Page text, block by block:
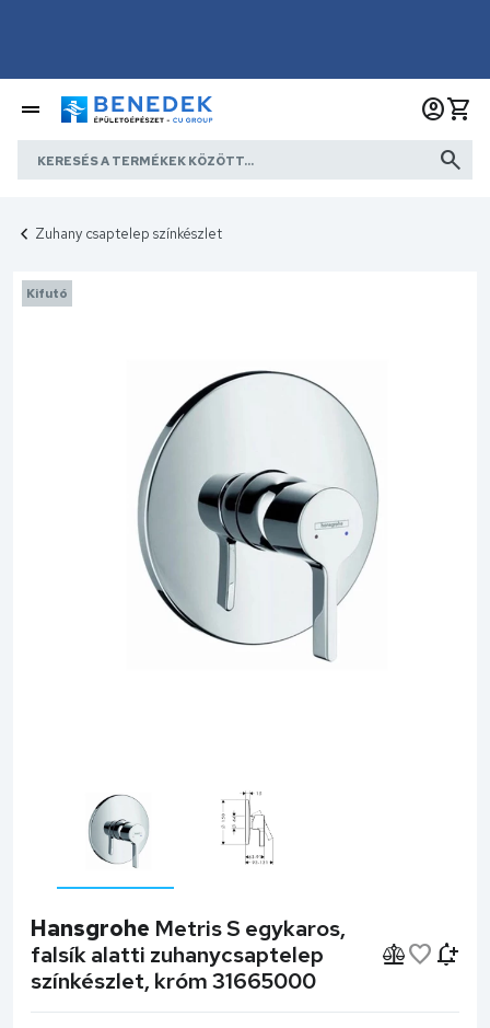
Zuhany csaptelep színkészlet
Kifutó
Hansgrohe Metris S egykaros,
falsík alatti zuhanycsaptelep
színkészlet, króm 31665000